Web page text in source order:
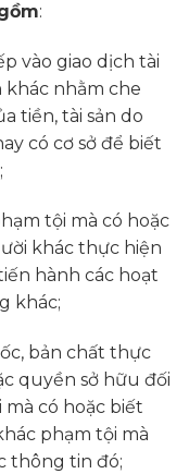
:
vào giao dịch tài
khác nhằm che
tiền, tài sản do
có cơ sở để biết
tội mà có hoặc
khác thực hiện
hành các hoạt
khác;
bản chất thực
quyền sở hữu đối
có hoặc biết
phạm tội mà
thông tin đó;